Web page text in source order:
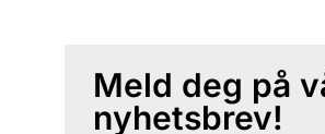
Meld deg på
nyhetsbrev!